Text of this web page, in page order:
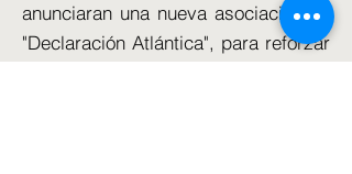
anunciaran una nueva asociación, la
"Declaración Atlántica", para reforzar